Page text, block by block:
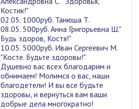
Костик!"
02.05. 1000руб. Танюша Т.
08.05. 500руб. Анна Григорьевна Ш."
Будь здоров, Костя!"
10.05. 5000руб. Иван Сергеевич М.
"Косте. Будьте здоровы!"
Душевно вас всех благодарим и
обнимаем! Молимся о вас, наши
благодетели! И вы все будьте
здоровы, и вернуться вам ваши
добрые дела многократно!